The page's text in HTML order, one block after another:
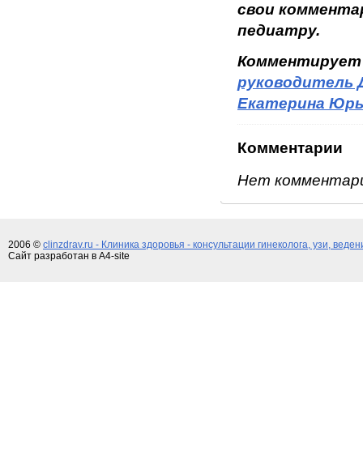
свои
педиатру.
руководитель
Екатерина
Комментарии
Нет
2006 © clinzdrav.ru - Клиника здоровья - консультации гинеколога, узи,
Сайт разработан в A4-site